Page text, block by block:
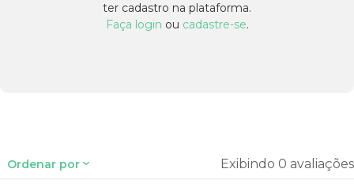
ter cadastro na plataforma.
Faça login ou cadastre-se.
Ordenar por Exibindo 0 avaliações